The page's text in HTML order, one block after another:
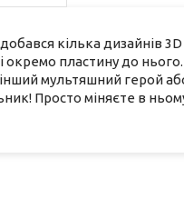
кілька дизайнів
пластину до
мультяшний герой
Просто міняєте в